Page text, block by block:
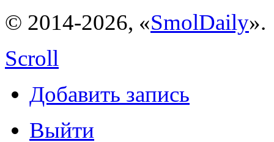
© 2014-2026, «SmolDaily».
Scroll
Добавить запись
Выйти